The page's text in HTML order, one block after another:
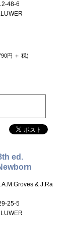
48-6
円 ＋ 税)
ed.
A.M.Groves & J.Ra
25-5